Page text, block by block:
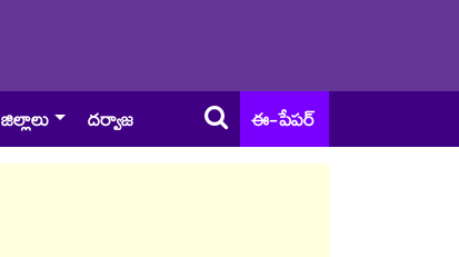
జిల్లాలు దర్వాజ ఈ-పేపర్